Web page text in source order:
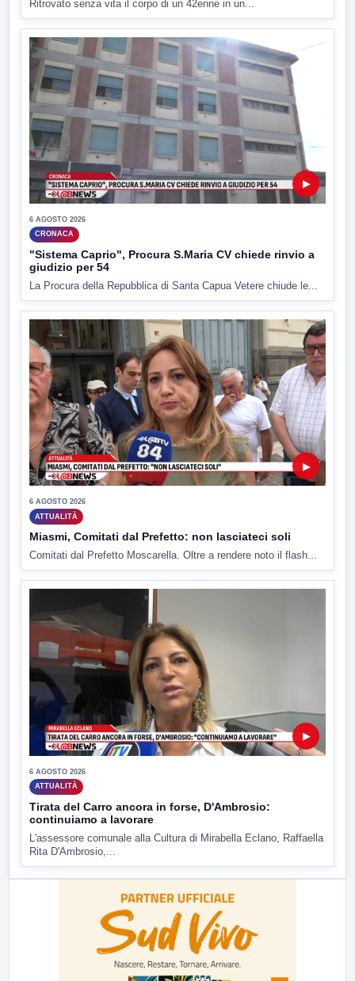
Ritrovato senza vita il corpo di un 42enne in un...
▶
6 AGOSTO 2026
CRONACA
"Sistema Caprio", Procura S.Maria CV chiede rinvio a
giudizio per 54
La Procura della Repubblica di Santa Capua Vetere chiude le...
▶
6 AGOSTO 2026
ATTUALITÀ
Miasmi, Comitati dal Prefetto: non lasciateci soli
Comitati dal Prefetto Moscarella. Oltre a rendere noto il flash...
▶
6 AGOSTO 2026
ATTUALITÀ
Tirata del Carro ancora in forse, D'Ambrosio:
continuiamo a lavorare
L'assessore comunale alla Cultura di Mirabella Eclano, Raffaella
Rita D'Ambrosio,...